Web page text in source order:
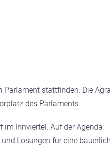
Parlament stattfinden. Die
des Parlaments.
im Innviertel. Auf der Agenda
Lösungen für eine